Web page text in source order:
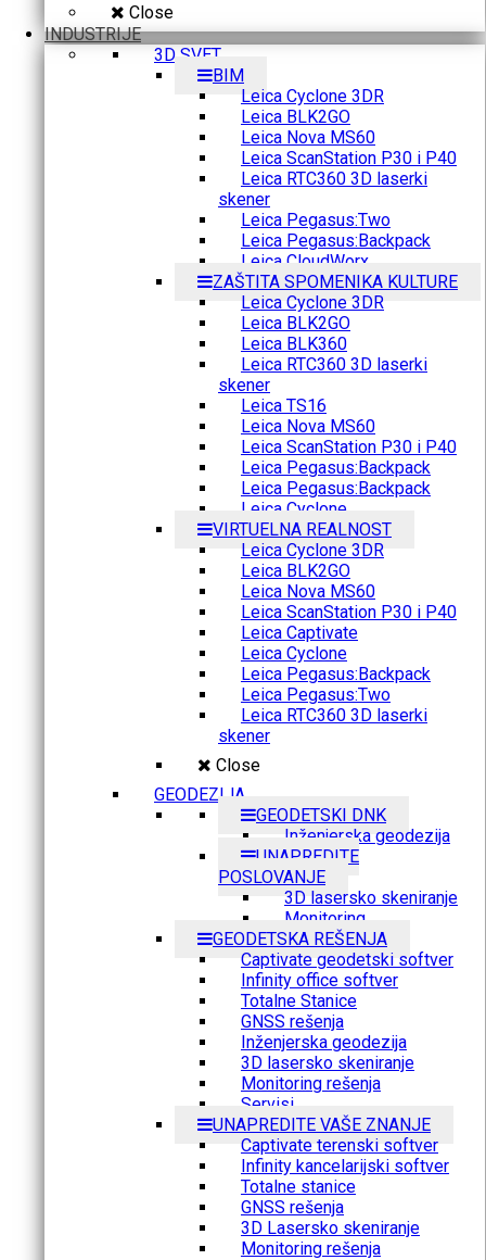
Close
INDUSTRIJE
3D SVET
BIM
Leica Cyclone 3DR
Leica BLK2GO
Leica Nova MS60
Leica ScanStation P30 i P40
Leica RTC360 3D laserki
skener
Leica Pegasus:Two
Leica Pegasus:Backpack
Leica CloudWorx
ZAŠTITA SPOMENIKA KULTURE
Leica Cyclone 3DR
Leica BLK2GO
Leica BLK360
Leica RTC360 3D laserki
skener
Leica TS16
Leica Nova MS60
Leica ScanStation P30 i P40
Leica Pegasus:Backpack
Leica Pegasus:Backpack
Leica Cyclone
VIRTUELNA REALNOST
Leica Cyclone 3DR
Leica BLK2GO
Leica Nova MS60
Leica ScanStation P30 i P40
Leica Captivate
Leica Cyclone
Leica Pegasus:Backpack
Leica Pegasus:Two
Leica RTC360 3D laserki
skener
Close
GEODEZIJA
GEODETSKI DNK
Inženjerska geodezija
UNAPREDITE
POSLOVANJE
3D lasersko skeniranje
Monitoring
GEODETSKA REŠENJA
Captivate geodetski softver
Infinity office softver
Totalne Stanice
GNSS rešenja
Inženjerska geodezija
3D lasersko skeniranje
Monitoring rešenja
Servisi
UNAPREDITE VAŠE ZNANJE
Captivate terenski softver
Infinity kancelarijski softver
Totalne stanice
GNSS rešenja
3D Lasersko skeniranje
Monitoring rešenja